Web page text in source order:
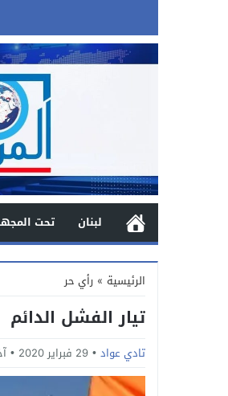
لبنان تحت
الرئيسية » رأي حر
تيار الفشل الدائم
تادي عواد 29 فبراير 2020